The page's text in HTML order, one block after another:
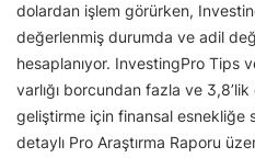
dolardan işlem görürken,
değerlenmiş durumda ve adil
hesaplanıyor. InvestingPro Tips
varlığı borcundan fazla ve
geliştirme için finansal esnekliğe
detaylı Pro Araştırma Raporu